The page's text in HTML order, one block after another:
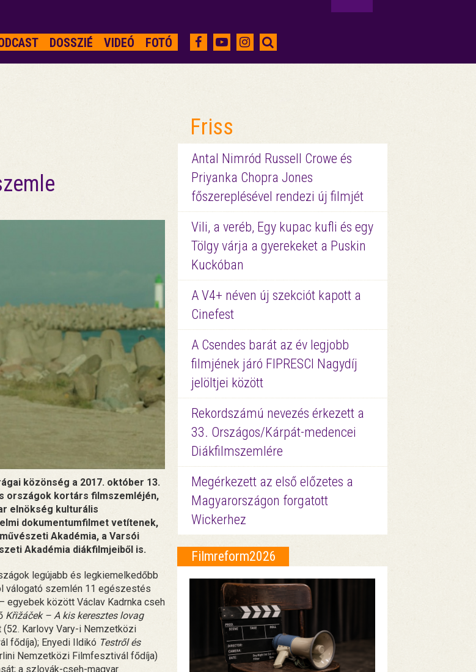
DOSSZIÉ VIDEÓ FOTÓ
közönség a 2017. október 13.
országok kortárs filmszemléjén,
elnökség kulturális
dokumentumfilmet vetítenek,
Akadémia, a Varsói
Akadémia diákfilmjeiből is.
legújabb és legkiemelkedőbb
válogató szemlén 11 egészestés
egyebek között Václav Kadrnka cseh
Křižáček – A kis keresztes lovag
(52. Karlovy Vary-i Nemzetközi
fődíja); Enyedi Ildikó Testről és
Nemzetközi Filmfesztivál fődíja)
a szlovák-cseh-magyar
Friss
Antal Nimród Russell Crowe és
Priyanka Chopra Jones
főszereplésével rendezi új filmjét
Vili, a veréb, Egy kupac kufli és egy
Tölgy várja a gyerekeket a Puskin
Kuckóban
A V4+ néven új szekciót kapott a
Cinefest
A Csendes barát az év legjobb
filmjének járó FIPRESCI Nagydíj
jelöltjei között
Rekordszámú nevezés érkezett a
33. Országos/Kárpát-medencei
Diákfilmszemlére
Megérkezett az első előzetes a
Magyarországon forgatott
Wickerhez
Filmreform2026